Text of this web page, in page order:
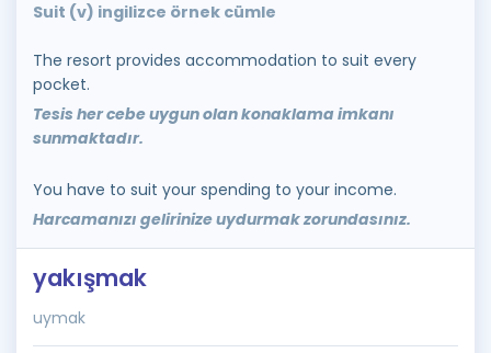
Suit (v) ingilizce örnek cümle
The resort provides accommodation to suit every
pocket.
Tesis her cebe uygun olan konaklama imkanı
sunmaktadır.
You have to suit your spending to your income.
Harcamanızı gelirinize uydurmak zorundasınız.
yakışmak
uymak